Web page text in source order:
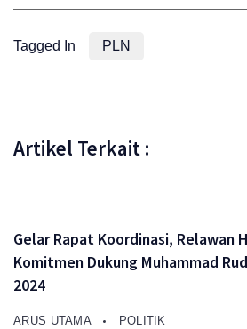
Tagged In PLN
Artikel Terkait :
Gelar Rapat Koordinasi, Relawan
Komitmen Dukung Muhammad
2024
ARUS UTAMA POLITIK